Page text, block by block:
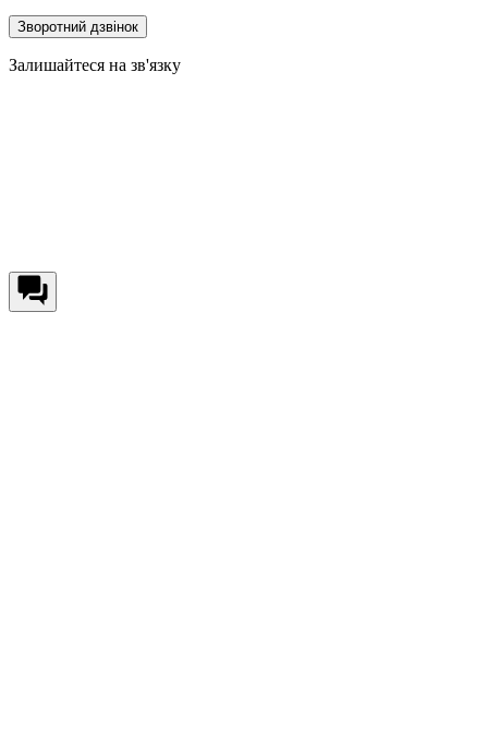
Зворотний дзвінок
Залишайтеся на зв'язку